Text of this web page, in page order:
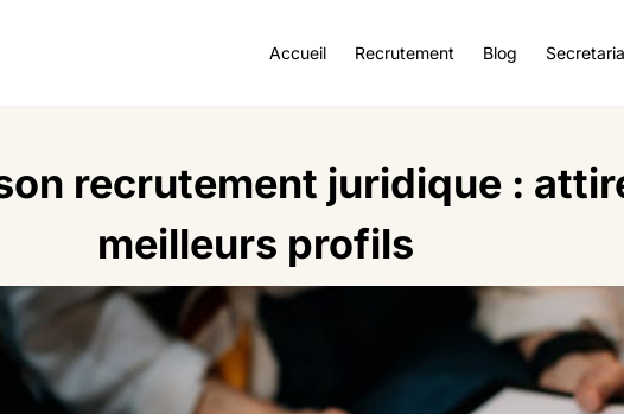
Accueil Recrutement Blog
recrutement juridique :
meilleurs profils